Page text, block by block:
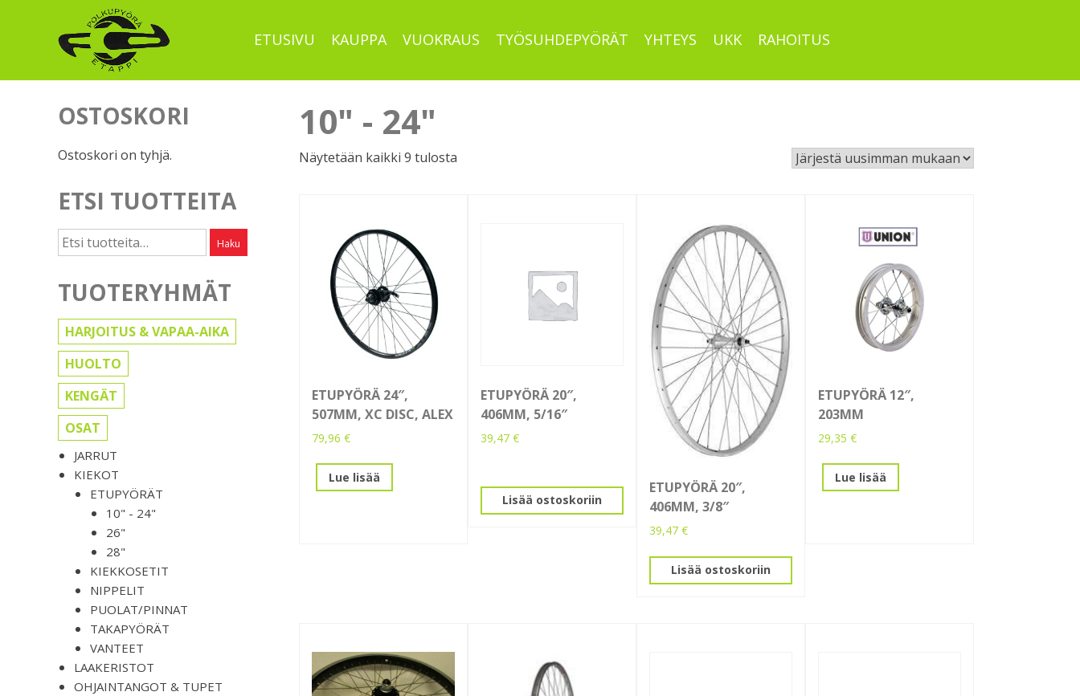
ETUSIVU KAUPPA VUOKRAUS TYÖSUHDEPYÖRÄT YHTEYS UKK RAHOITUS
OSTOSKORI
Ostoskori on tyhjä.
ETSI TUOTTEITA
Etsi: Haku
TUOTERYHMÄT
HARJOITUS & VAPAA-AIKA
HUOLTO
KENGÄT
OSAT
JARRUT
KIEKOT
ETUPYÖRÄT
10" - 24"
26"
28"
KIEKKOSETIT
NIPPELIT
PUOLAT/PINNAT
TAKAPYÖRÄT
VANTEET
LAAKERISTOT
OHJAINTANGOT & TUPET
10" - 24"
Näytetään kaikki 9 tulosta
ETUPYÖRÄ 24″,
507MM, XC DISC, ALEX
79,96 €
Lue lisää
ETUPYÖRÄ 20″,
406MM, 5/16″
39,47 €
Lisää ostoskoriin
ETUPYÖRÄ 20″,
406MM, 3/8″
39,47 €
Lisää ostoskoriin
ETUPYÖRÄ 12″,
203MM
29,35 €
Lue lisää